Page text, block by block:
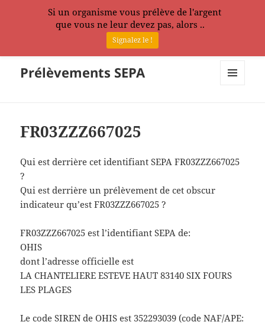
Prélèvements SEPA
FR03ZZZ667025
Qui est derrière cet identifiant SEPA FR03ZZZ667025
?
Qui est derrière un prélèvement de cet obscur
indicateur qu’est FR03ZZZ667025 ?
FR03ZZZ667025 est l’identifiant SEPA de:
OHIS
dont l’adresse officielle est
LA CHANTELIERE ESTEVE HAUT 83140 SIX FOURS
LES PLAGES
Le code SIREN de OHIS est 352293039 (code NAF/APE:
Si un organisme vous prélève de l'argent
que vous ne leur devez pas, alors ..
Signalez le !